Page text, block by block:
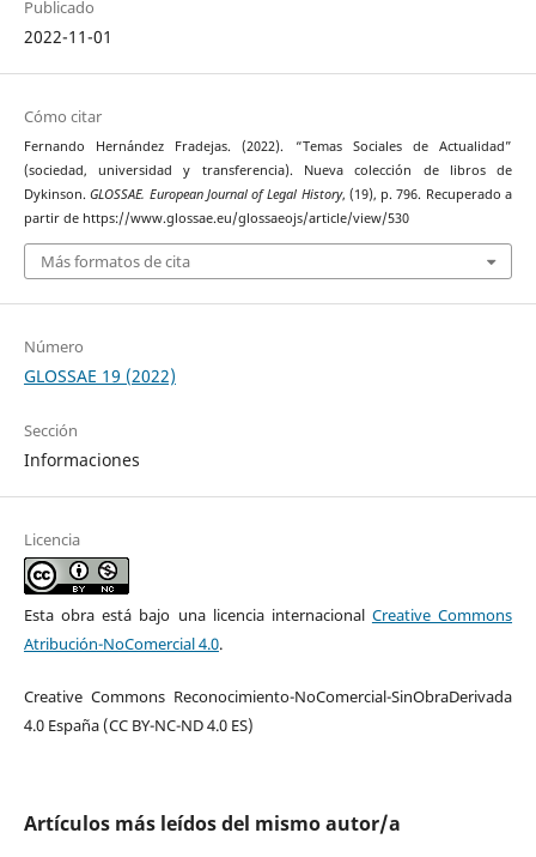
Publicado
2022-11-01
Cómo citar
Fernando Hernández Fradejas. (2022). “Temas Sociales de Actualidad”
(sociedad, universidad y transferencia). Nueva colección de libros de
Dykinson.GLOSSAE. European Journal of Legal History, (19), p. 796. Recuperado a
partir de https://www.glossae.eu/glossaeojs/article/view/530
Más formatos de cita
Número
GLOSSAE 19 (2022)
Sección
Informaciones
Licencia
Esta obra está bajo una licencia internacional Creative Commons
Atribución-NoComercial 4.0.
Creative Commons Reconocimiento-NoComercial-SinObraDerivada
4.0 España (CC BY-NC-ND 4.0 ES)
Artículos más leídos del mismo autor/a